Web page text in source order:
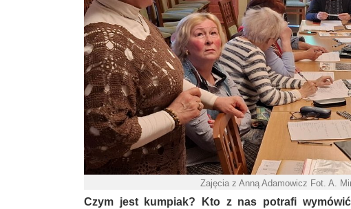
Zajęcia z Anną Adamowicz Fot. A.
Czym jest kumpiak? Kto z nas potrafi wymówić